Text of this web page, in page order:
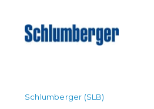
Schlumberger (SLB)